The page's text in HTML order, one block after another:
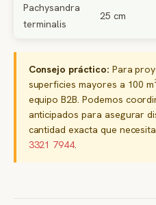
Pachysandra
terminalis
25 cm
Consejo práctico: Para
superficies mayores a 100
equipo B2B. Podemos
anticipados para asegurar
cantidad exacta que
3321 7944.